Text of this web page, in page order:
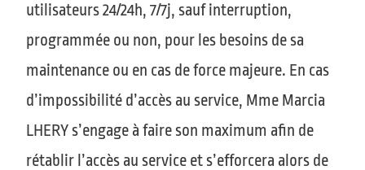
utilisateurs 24/24h, 7/7j, sauf interruption,
programmée ou non, pour les besoins de sa
maintenance ou en cas de force majeure. En cas
d’impossibilité d’accès au service, Mme Marcia
LHERYs’engage à faire son maximum afin de
rétablir l’accès au service et s’efforcera alors de